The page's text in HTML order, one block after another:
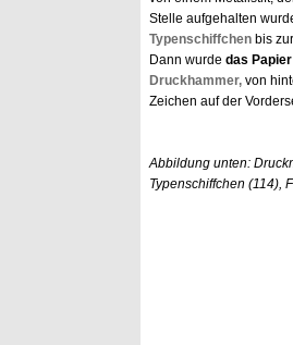
Stelle aufgehalten
Typenschiffchen bis
Dann wurde das Papier
Druckhammer, von
Zeichen auf der
Abbildung unten:
Typenschiffchen (114),